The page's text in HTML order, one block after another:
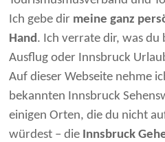
Ich gebe dir meine ganz
Hand. Ich verrate dir, was du
Ausflug oder Innsbruck
Auf dieser Webseite nehme
bekannten Innsbruck
einigen Orten, die du nicht
würdest – die Innsbruck